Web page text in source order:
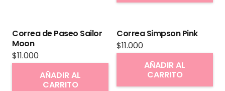
Las
opciones
se
Correa de Paseo Sailor
Moon
$11.000
AÑADIR AL
CARRITO
Correa Simpson Pink
$11.000
AÑADIR AL
CARRITO